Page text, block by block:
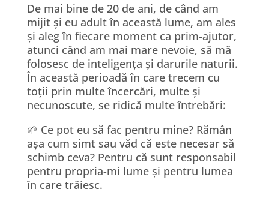
De mai bine de 20 de ani, de când am
mijit și eu adult în această lume, am ales
și aleg în fiecare moment ca prim-ajutor,
atunci când am mai mare nevoie, să mă
folosesc de inteligența și darurile naturii.
În această perioadă în care trecem cu
toții prin multe încercări, multe și
necunoscute, se ridică multe întrebări:
🌱 Ce pot eu să fac pentru mine? Rămân
așa cum simt sau văd că este necesar să
schimb ceva? Pentru că sunt responsabil
pentru propria-mi lume și pentru lumea
în care trăiesc.